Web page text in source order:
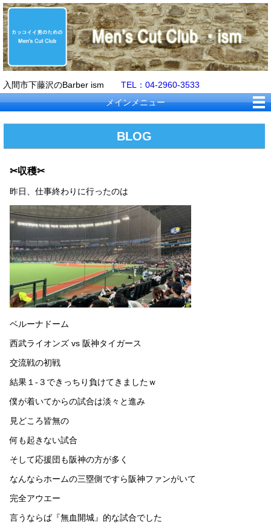
入間市下藤沢のBarber ism TEL：04-2960-3533
メインメニュー
BLOG
✂収穫✂
昨日、仕事終わりに行ったのは
ベルーナドーム
西武ライオンズ vs 阪神タイガース
交流戦の初戦
結果１-３できっちり負けてきましたｗ
僕が着いてからの試合は淡々と進み
見どころ皆無の
何も起きない試合
そして応援団も阪神の方が多く
なんならホームの三塁側ですら阪神ファンがいて
完全アウエー
言うならば『無血開城』的な試合でした